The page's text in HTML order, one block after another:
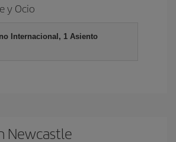
y Ocio
Internacional, 1 Asiento
Newcastle